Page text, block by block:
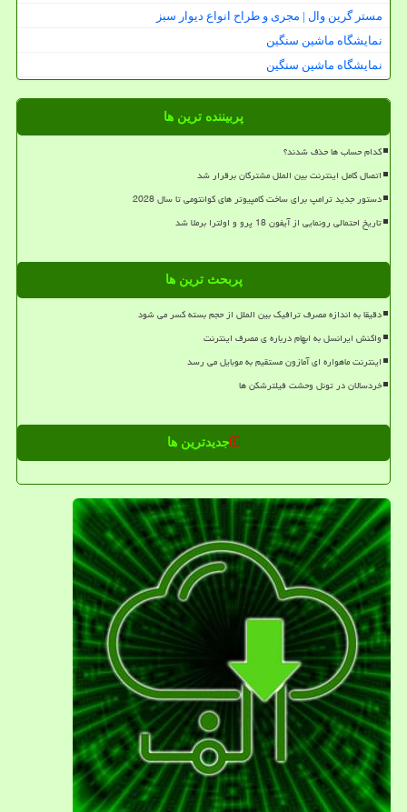
مستر گرین وال | مجری و طراح انواع دیوار سبز
نمایشگاه ماشین سنگین
نمایشگاه ماشین سنگین
پربیننده ترین ها
کدام حساب ها حذف شدند؟
اتصال کامل اینترنت بین الملل مشترکان برقرار شد
دستور جدید ترامپ برای ساخت کامپیوتر های کوانتومی تا سال 2028
تاریخ احتمالی رونمایی از آیفون 18 پرو و اولترا برملا شد
پربحث ترین ها
دقیقا به اندازه مصرف ترافیک بین الملل از حجم بسته کسر می شود
واکنش ایرانسل به ابهام درباره ی مصرف اینترنت
اینترنت ماهواره ای آمازون مستقیم به موبایل می رسد
خردسالان در تونل وحشت فیلترشکن ها
جدیدترین ها